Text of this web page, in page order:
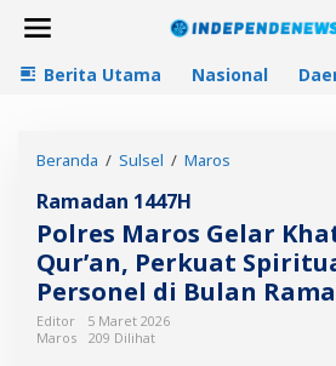
Berita Utama Nasional
Beranda / Sulsel / Maros
r
e
s
M
Ramadan 1447H
Polres Maros Gelar
Qur’an, Perkuat
Personel di Bulan
Editor
5 Maret 2026
Maros
209 Dilihat